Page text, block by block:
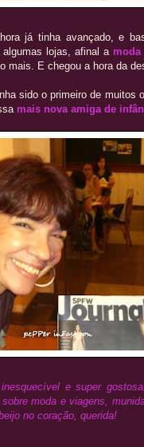
já tinha avançado, e
algumas lojas, afinal a moda
mais. E chegou a hora da
sido o primeiro de muitos
mais nova amiga de
e super
moda e viagens,
no coração, querida!